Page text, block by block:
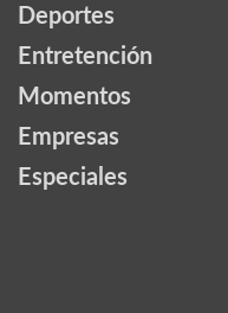
Deportes
Entretención
Momentos
Empresas
Especiales